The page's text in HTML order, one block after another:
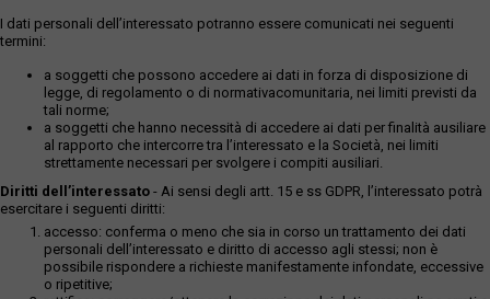
I dati personali dell’interessato potranno essere comunicati nei seguenti
termini:
a soggetti che possono accedere ai dati in forza di disposizione di
legge, di regolamento o di normativacomunitaria, nei limiti previsti da
tali norme;
a soggetti che hanno necessità di accedere ai dati per finalità ausiliare
al rapporto che intercorre tra l’interessato e la Società, nei limiti
strettamente necessari per svolgere i compiti ausiliari.
Diritti dell’interessato - Ai sensi degli artt. 15 e ss GDPR, l’interessato potrà
esercitare i seguenti diritti:
accesso: conferma o meno che sia in corso un trattamento dei dati
personali dell’interessato e diritto di accesso agli stessi; non è
possibile rispondere a richieste manifestamente infondate, eccessive
o ripetitive;